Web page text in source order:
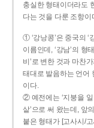
충실한 형태이더라도
다는 것을 다룬 조항이
① ‘강낭콩’은 중국의 ‘
이름인데, ‘강남’의 형
비’로 변한 것과 마찬
태대로 발음하는 언어
이다.
② 예전에는 ‘지붕을 일
샅’으로 써 왔는데, 앞
붙은 형태가 [고사시/